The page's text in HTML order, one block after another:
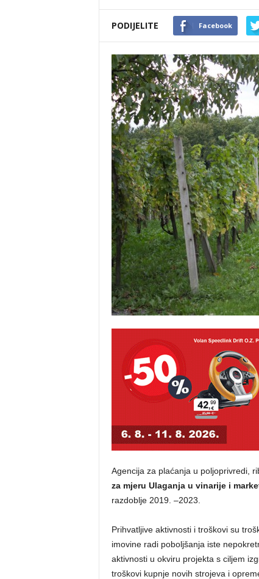
PODIJELITE Facebook
Agencija za plaćanja u poljoprivredi,
za mjeru Ulaganja u vinarije i
razdoblje 2019. –2023.
Prihvatljive aktivnosti i troškovi su
imovine radi poboljšanja iste
aktivnosti u okviru projekta s ciljem
troškovi kupnje novih strojeva i